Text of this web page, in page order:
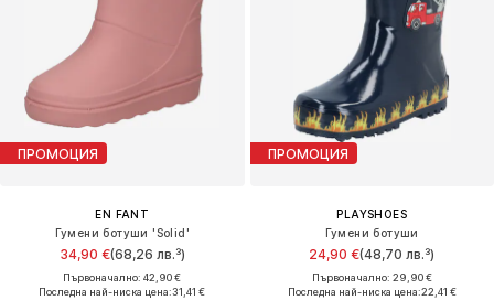
ПРОМОЦИЯ
EN FANT
Гумени ботуши 'Solid'
34,90 €(68,26 лв.³)
Първоначално: 42,90 €
Последна най-ниска цена:31,41 €
ПРОМОЦИЯ
PLAYSHOES
Гумени ботуши
24,90 €(48,70 лв.³)
Първоначално: 29,90 €
Последна най-ниска цена:22,41 €